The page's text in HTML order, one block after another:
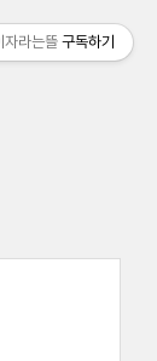
자라는뜰 구독하기